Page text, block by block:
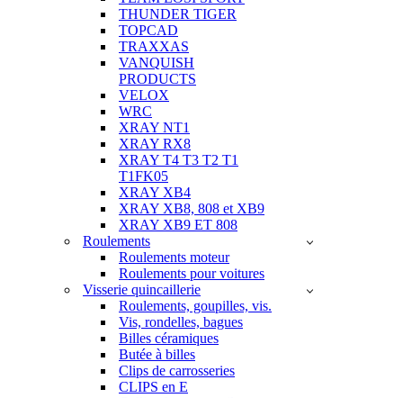
THUNDER TIGER
TOPCAD
TRAXXAS
VANQUISH
PRODUCTS
VELOX
WRC
XRAY NT1
XRAY RX8
XRAY T4 T3 T2 T1
T1FK05
XRAY XB4
XRAY XB8, 808 et XB9
XRAY XB9 ET 808
Roulements
Roulements moteur
Roulements pour voitures
Visserie quincaillerie
Roulements, goupilles, vis.
Vis, rondelles, bagues
Billes céramiques
Butée à billes
Clips de carrosseries
CLIPS en E